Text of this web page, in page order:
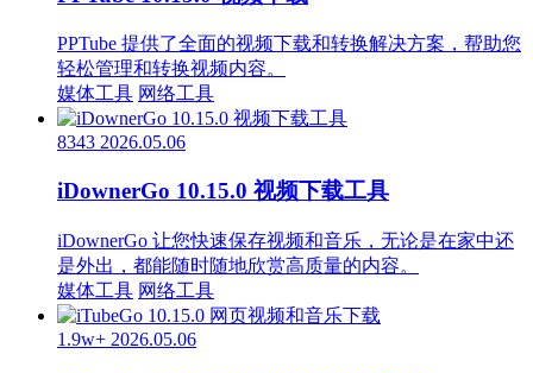
PPTube 提供了全面的视频下载和转换解决方案，帮助您
轻松管理和转换视频内容。
媒体工具 网络工具
8343 2026.05.06
iDownerGo 10.15.0 视频下载工具
iDownerGo 让您快速保存视频和音乐，无论是在家中还
是外出，都能随时随地欣赏高质量的内容。
媒体工具 网络工具
1.9w+ 2026.05.06